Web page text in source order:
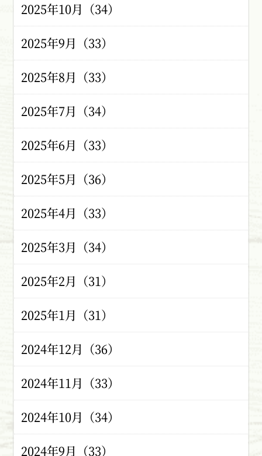
2025年10月（34）
2025年9月（33）
2025年8月（33）
2025年7月（34）
2025年6月（33）
2025年5月（36）
2025年4月（33）
2025年3月（34）
2025年2月（31）
2025年1月（31）
2024年12月（36）
2024年11月（33）
2024年10月（34）
2024年9月（33）